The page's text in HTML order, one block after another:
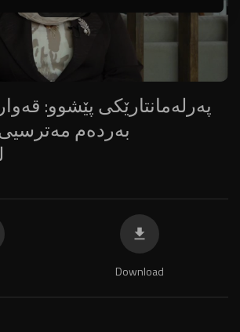
پەرلەمانتارێکی پێشوو:
بەردەم
Download